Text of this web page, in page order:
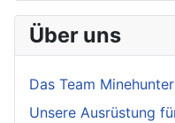
Über uns
Das Team
Unsere Ausrüstung